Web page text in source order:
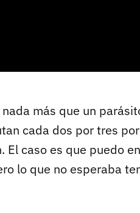
más que un
cada dos por tres
El caso es que puedo
lo que no esperaba